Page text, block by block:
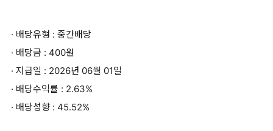
· 배당유형 : 중간배당
· 배당금 : 400원
· 지급일 : 2026년 06월 01일
· 배당수익률 : 2.63%
· 배당성향 : 45.52%